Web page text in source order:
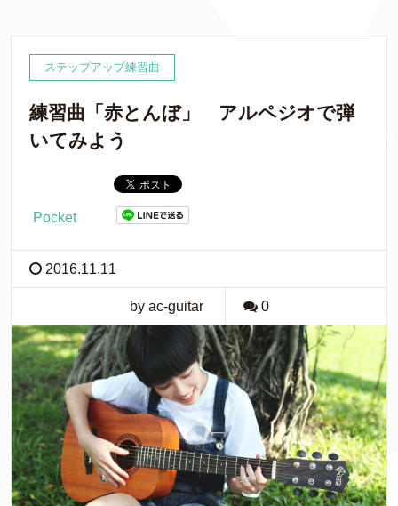
ステップアップ練習曲
練習曲「赤とんぼ」 アルペジオで弾
いてみよう
Pocket
2016.11.11
by ac-guitar 0